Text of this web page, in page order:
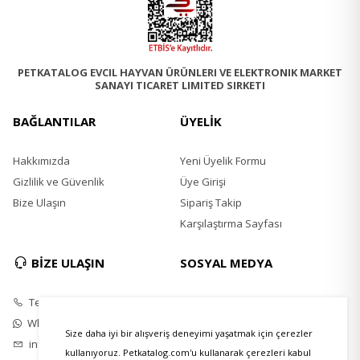
Size daha iyi bir alışveriş deneyimi yaşatmak için çerezler
kullanıyoruz. Petkatalog.com'u kullanarak çerezleri kabul
PETKATALOG EVCIL HAYVAN ÜRÜNLERI VE ELEKTRONIK MARKET
SANAYI TICARET LIMITED SIRKETI
BAĞLANTILAR
Hakkımızda
Gizlilik ve Güvenlik
Bize Ulaşın
ÜYELİK
Yeni Üyelik Formu
Üye Girişi
Sipariş Takip
Karşılaştırma Sayfası
BİZE ULAŞIN
Telefon
Whatsapp
info@petkatalog.com
SOSYAL MEDYA
Youtube